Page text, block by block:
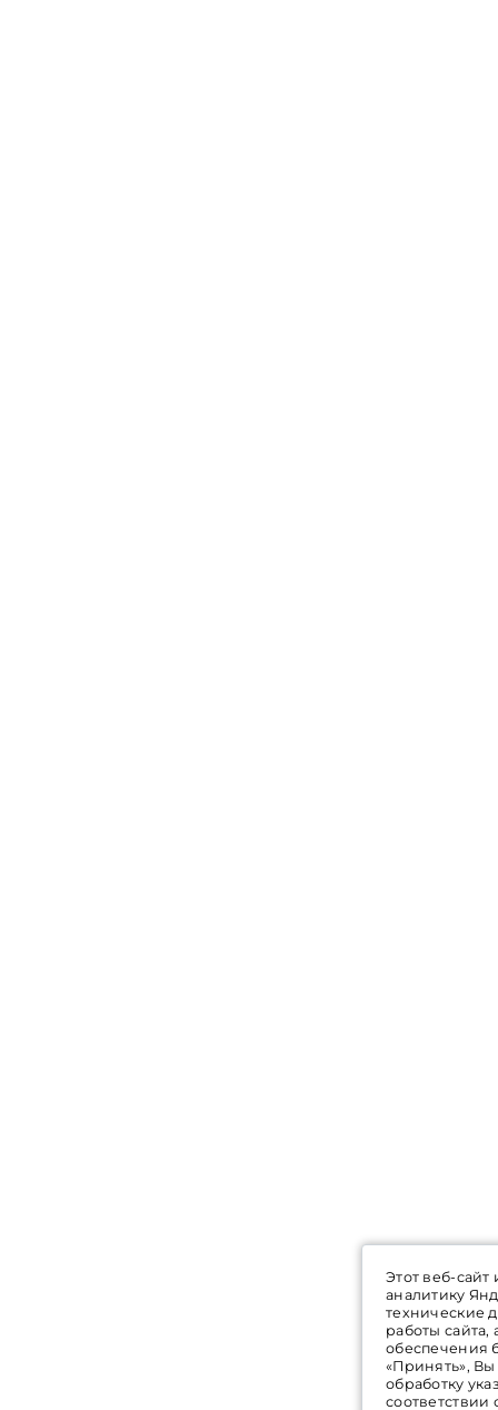
Этот веб-
аналитику
технические
работы
обеспечения
«Принять», Вы
обработку
соответствии